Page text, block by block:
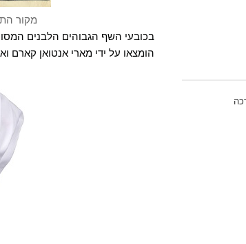
מקור
הומצאו על ידי מארי אנטואן קארם